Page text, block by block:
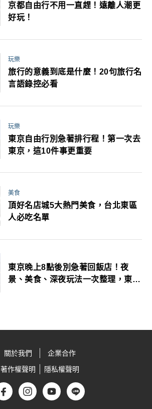
京都自由行不用一直趕！遠離人潮更
好玩！
玩樂
旅行的意義到底是什麼！20句旅行名
言語錄控必看
玩樂
東京自由行別急著排行程！第一次去
東京，這10件事更重要
美食
頂好名店城5大熱門美食，台北東區
人必吃名單
東京晚上8點後別急著回飯店！夜
景、美食、深夜玩法一次整理，東京
關於我們
企業合作
著作權聲明
隱私權聲明